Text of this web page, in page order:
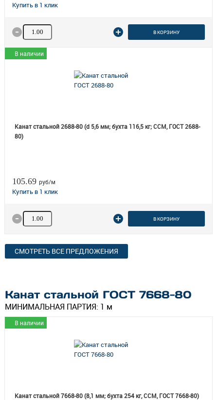
Количество товара В КОРЗИНУ
В наличии
Канат стальной 2688-80 (d 5,6 мм; бухта 116,5 кг; ССМ, ГОСТ 2688-
80)
105.69 руб/м
Количество товара В КОРЗИНУ
СМОТРЕТЬ ВСЕ ПРЕДЛОЖЕНИЯ
Канат стальной ГОСТ 7668-80
МИНИМАЛЬНАЯ ПАРТИЯ: 1 м
В наличии
Канат стальной 7668-80 (8,1 мм; бухта 254 кг, ССМ, ГОСТ 7668-80)